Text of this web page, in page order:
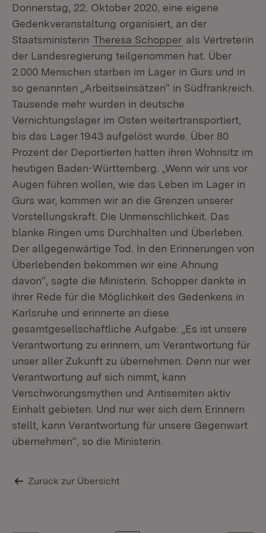
Donnerstag, 22. Oktober 2020, eine eigene
Gedenkveranstaltung organisiert, an der
Staatsministerin Theresa Schopper als Vertreterin
der Landesregierung teilgenommen hat. Über
2.000 Menschen starben im Lager in Gurs und in
so genannten „Arbeitseinsätzen“ in Südfrankreich.
Tausende mehr wurden in deutsche
Vernichtungslager im Osten weitertransportiert,
bis das Lager 1943 aufgelöst wurde. Über 80
Prozent der Deportierten hatten ihren Wohnsitz im
heutigen Baden-Württemberg. „Wenn wir uns vor
Augen führen wollen, wie das Leben im Lager in
Gurs war, kommen wir an die Grenzen unserer
Vorstellungskraft. Die Unmenschlichkeit. Das
blanke Ringen ums Durchhalten und Überleben.
Der allgegenwärtige Tod. In den Erinnerungen von
Überlebenden bekommen wir eine Ahnung
davon“, sagte die Ministerin. Schopper dankte in
ihrer Rede für die Möglichkeit des Gedenkens in
Karlsruhe und erinnerte an diese
gesamtgesellschaftliche Aufgabe: „Es ist unsere
Verantwortung zu erinnern, um Verantwortung für
unser aller Zukunft zu übernehmen. Denn nur wer
Verantwortung auf sich nimmt, kann
Verschwörungsmythen und Antisemiten aktiv
Einhalt gebieten. Und nur wer sich dem Erinnern
stellt, kann Verantwortung für unsere Gegenwart
übernehmen“, so die Ministerin.
Zurück zur Übersicht